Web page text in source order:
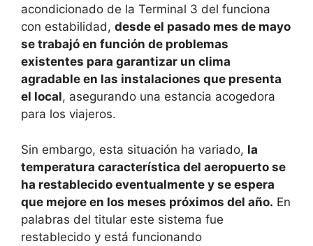
acondicionado de la Terminal 3 del funciona
con estabilidad, desde el pasado mes de mayo
se trabajó en función de problemas
existentes para garantizar un clima
agradable en las instalaciones que presenta
el local, asegurando una estancia acogedora
para los viajeros.
Sin embargo, esta situación ha variado, la
temperatura característica del aeropuerto se
ha restablecido eventualmente y se espera
que mejore en los meses próximos del año. En
palabras del titular este sistema fue
restablecido y está funcionando